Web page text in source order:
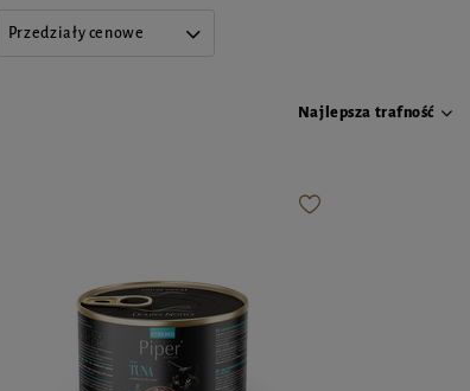
Przedziały cenowe
Najlepsza trafność